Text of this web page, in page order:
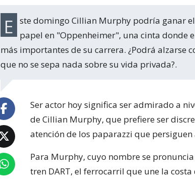
Este domingo Cillian Murphy podría ganar el Premio Oscar a Mejor Actor por su
papel en "Oppenheimer", una cinta donde
más importantes de su carrera. ¿Podrá alzarse
que no se sepa nada sobre su vida privada?.
Ser actor hoy significa ser admirado a
de Cillian Murphy, que prefiere ser
atención de los paparazzi que
Para Murphy, cuyo nombre se pronuncia
tren DART, el ferrocarril que une la